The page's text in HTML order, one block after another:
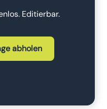
Editierbar.
abholen